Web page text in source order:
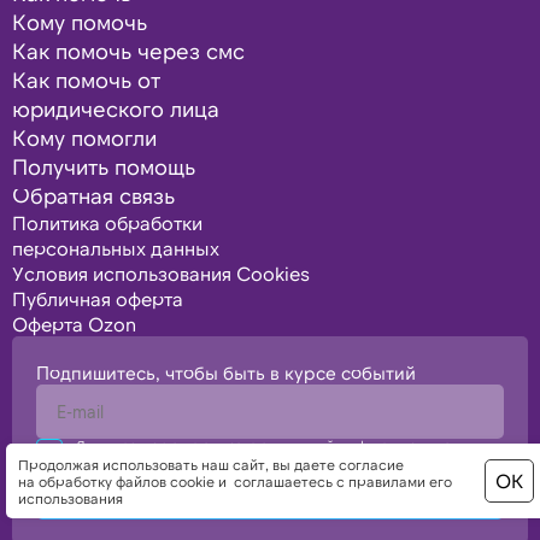
Продолжая использовать наш сайт, вы даете согласие
на обработку файлов cookie и соглашаетесь с правилами его
использования
ОК
Кому помочь
Как помочь через смс
Как помочь от
юридического лица
Кому помогли
Получить помощь
Обратная связь
Политика обработки
персональных данных
Условия использования Cookies
Публичная оферта
Оферта Ozon
Подпишитесь, чтобы быть в курсе событий
Я подтверждаю свое согласие с политикой конфиденциальности,
политикой обработки персональных данных
Отправить